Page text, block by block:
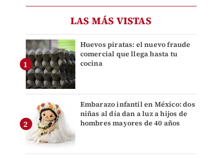
LAS MÁS VISTAS
Huevos piratas: el nuevo fraude
comercial que llega hasta tu
cocina
Embarazo infantil en México: dos
niñas al día dan a luz a hijos de
hombres mayores de 40 años